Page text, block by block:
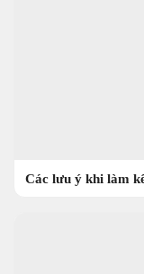
Các lưu ý khi làm